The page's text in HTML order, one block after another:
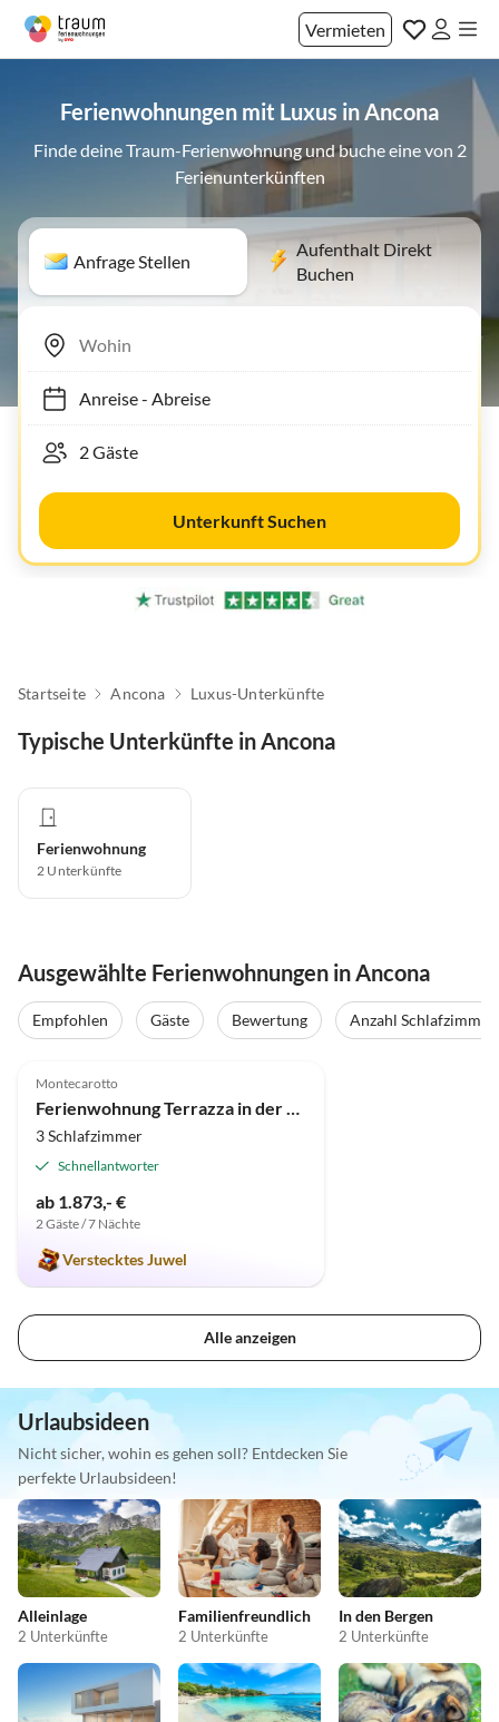
Vermieten
Ferienwohnungen mit Luxus in Ancona
Finde deine Traum-Ferienwohnung und buche eine von 2
Ferienunterkünften
Anfrage Stellen
Aufenthalt Direkt
Buchen
Anreise- Abreise
Unterkunft Suchen
Startseite Ancona Luxus-Unterkünfte
Typische Unterkünfte in Ancona
Ferienwohnung
2 Unterkünfte
Ausgewählte Ferienwohnungen in Ancona
Empfohlen Gäste Bewertung Anzahl Schlafzimmer
Montecarotto
3 Schlafzimmer
Schnellantworter
ab 1.873,- €
2 Gäste / 7 Nächte
Verstecktes Juwel
Alle anzeigen
Urlaubsideen
Nicht sicher, wohin es gehen soll? Entdecken Sie
perfekte Urlaubsideen!
Alleinlage
2 Unterkünfte
Familienfreundlich
2 Unterkünfte
In den Bergen
2 Unterkünfte